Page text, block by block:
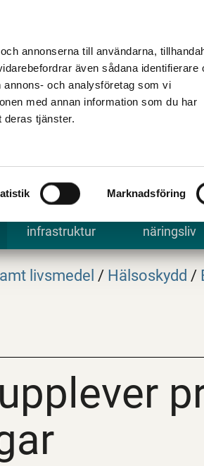
annonserna till användarna,
även sådana identifierare
och analysföretag som vi
med annan information som du har
deras tjänster.
Marknadsföring
infrastruktur
näringsliv
livsmedel / Hälsoskydd /